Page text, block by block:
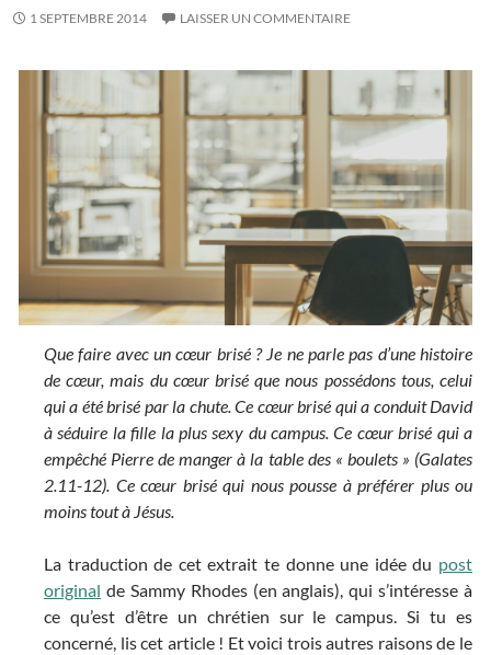
1 SEPTEMBRE 2014 LAISSER UN COMMENTAIRE
Que faire avec un cœur brisé ? Je ne parle pas d’une histoire
de cœur, mais du cœur brisé que nous possédons tous, celui
qui a été brisé par la chute. Ce cœur brisé qui a conduit David
à séduire la fille la plus sexy du campus. Ce cœur brisé qui a
empêché Pierre de manger à la table des « boulets » (Galates
2.11-12). Ce cœur brisé qui nous pousse à préférer plus ou
moins tout à Jésus.
La traduction de cet extrait te donne une idée du post
original de Sammy Rhodes (en anglais), qui s’intéresse à
ce qu’est d’être un chrétien sur le campus. Si tu es
concerné, lis cet article ! Et voici trois autres raisons de le